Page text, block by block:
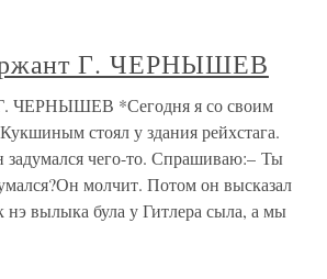
Г. ЧЕРНЫШЕВ
ЧЕРНЫШЕВ *Сегодня я со своим
стоял у здания рейхстага.
чего-то. Спрашиваю:– Ты
молчит. Потом он высказал
вылыка була у Гитлера сыла, а мы